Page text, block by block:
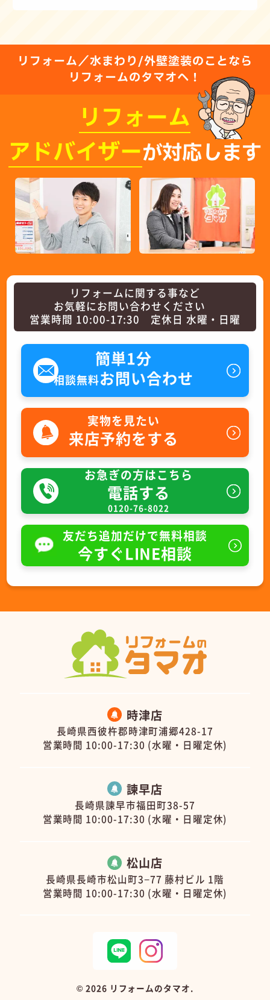
リフォーム／水まわり/外壁塗装のことなら
リフォームのタマオへ！
リフォーム
アドバイザーが対応します
リフォームに関する事など
お気軽にお問い合わせください
営業時間 10:00-17:30 定休日 水曜・日曜
簡単1分
相談無料お問い合わせ
実物を見たい
来店予約をする
お急ぎの方はこちら
電話する
0120-76-8022
友だち追加だけで無料相談
今すぐLINE相談
時津店
長崎県西彼杵郡時津町浦郷428-17
営業時間 10:00-17:30 (水曜・日曜定休)
諫早店
長崎県諫早市福田町38-57
営業時間 10:00-17:30 (水曜・日曜定休)
松山店
長崎県長崎市松山町3−77 藤村ビル 1階
営業時間 10:00-17:30 (水曜・日曜定休)
© 2026 リフォームのタマオ.